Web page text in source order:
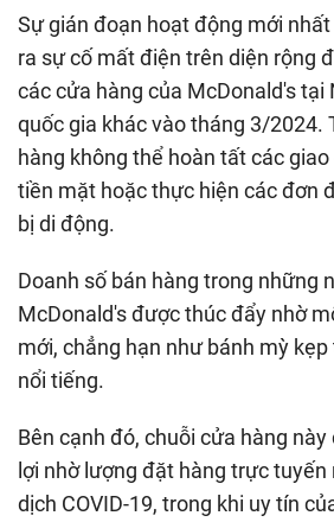
Sự gián đoạn hoạt động mới
ra sự cố mất điện trên diện rộng
các cửa hàng của McDonald's tại
quốc gia khác vào tháng 3/2024.
hàng không thể hoàn tất các
tiền mặt hoặc thực hiện các đơn
bị di động.
Doanh số bán hàng trong những
McDonald's được thúc đẩy nhờ
mới, chẳng hạn như bánh mỳ
nổi tiếng.
Bên cạnh đó, chuỗi cửa hàng
lợi nhờ lượng đặt hàng trực tuyến
dịch COVID-19, trong khi uy tín